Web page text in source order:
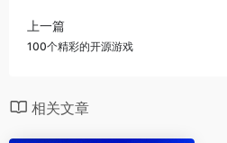
上一篇
100个精彩的开源游戏
相关文章